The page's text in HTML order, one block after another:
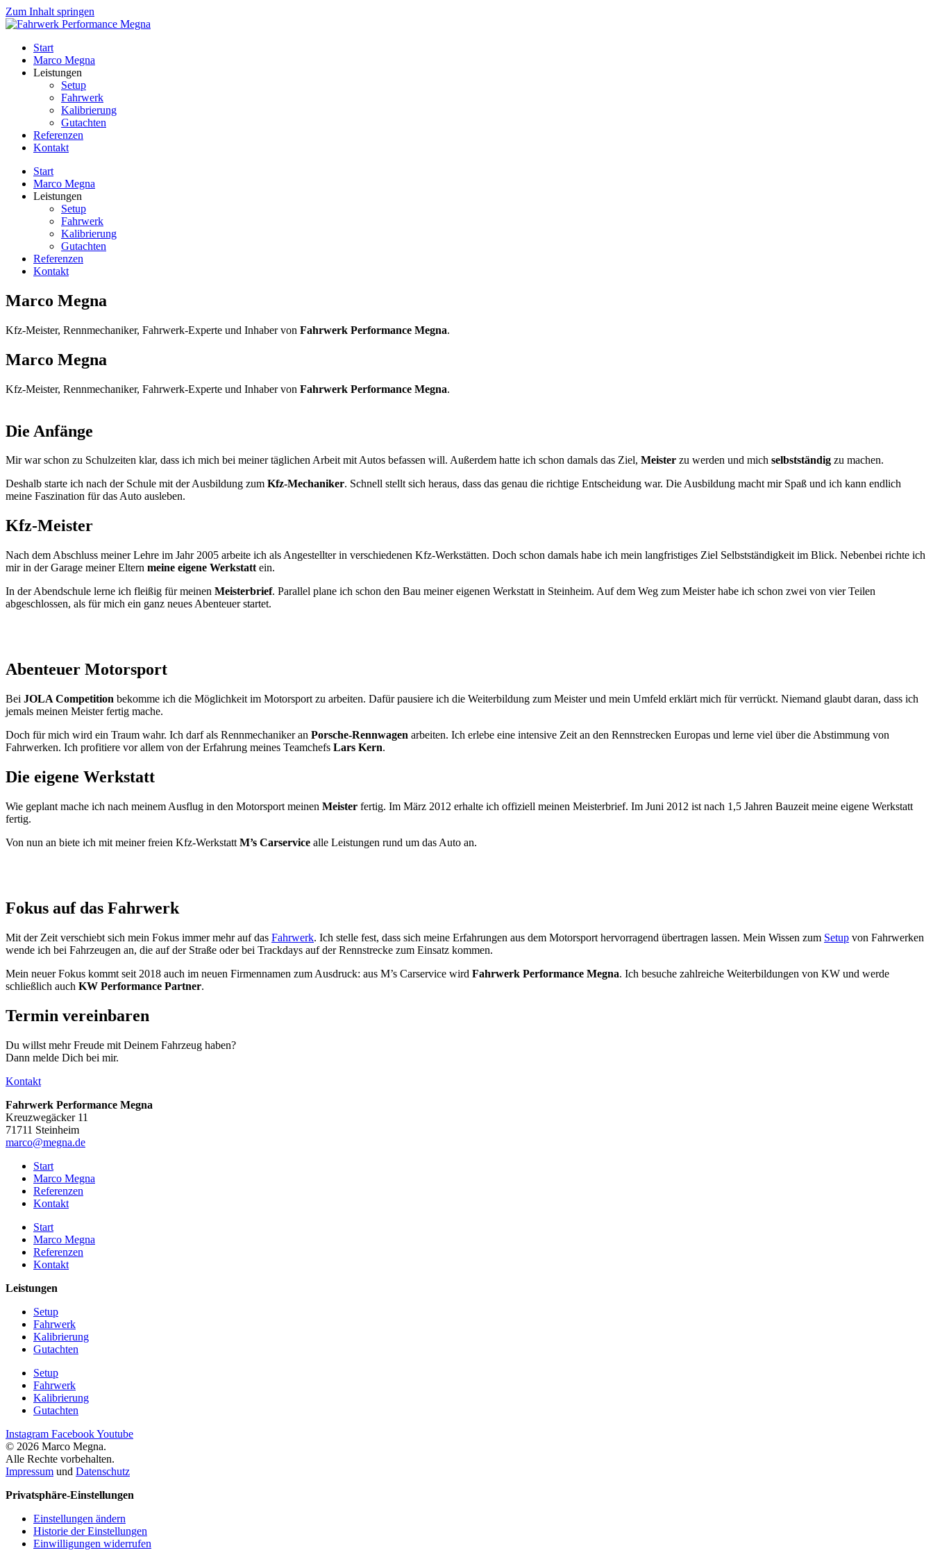
Zum Inhalt springen
Start
Marco Megna
Leistungen
Setup
Fahrwerk
Kalibrierung
Gutachten
Referenzen
Kontakt
Start
Marco Megna
Leistungen
Setup
Fahrwerk
Kalibrierung
Gutachten
Referenzen
Kontakt
Marco Megna
Kfz-Meister, Rennmechaniker, Fahrwerk-Experte und Inhaber von Fahrwerk Performance Megna.
Marco Megna
Kfz-Meister, Rennmechaniker, Fahrwerk-Experte und Inhaber von Fahrwerk Performance Megna.
Die Anfänge
Mir war schon zu Schulzeiten klar, dass ich mich bei meiner täglichen Arbeit mit Autos befassen will. Außerdem hatte ich schon damals das Ziel, Meister zu werden und mich selbstständig zu machen.
Deshalb starte ich nach der Schule mit der Ausbildung zum Kfz-Mechaniker. Schnell stellt sich heraus, dass das genau die richtige Entscheidung war. Die Ausbildung macht mir Spaß und ich kann endlich
meine Faszination für das Auto ausleben.
Kfz-Meister
Nach dem Abschluss meiner Lehre im Jahr 2005 arbeite ich als Angestellter in verschiedenen Kfz-Werkstätten. Doch schon damals habe ich mein langfristiges Ziel Selbstständigkeit im Blick. Nebenbei richte ich
mir in der Garage meiner Eltern meine eigene Werkstatt ein.
In der Abendschule lerne ich fleißig für meinen Meisterbrief. Parallel plane ich schon den Bau meiner eigenen Werkstatt in Steinheim. Auf dem Weg zum Meister habe ich schon zwei von vier Teilen
abgeschlossen, als für mich ein ganz neues Abenteuer startet.
Abenteuer Motorsport
Bei JOLA Competition bekomme ich die Möglichkeit im Motorsport zu arbeiten. Dafür pausiere ich die Weiterbildung zum Meister und mein Umfeld erklärt mich für verrückt. Niemand glaubt daran, dass ich
jemals meinen Meister fertig mache.
Doch für mich wird ein Traum wahr. Ich darf als Rennmechaniker an Porsche-Rennwagen arbeiten. Ich erlebe eine intensive Zeit an den Rennstrecken Europas und lerne viel über die Abstimmung von
Fahrwerken. Ich profitiere vor allem von der Erfahrung meines Teamchefs Lars Kern.
Die eigene Werkstatt
Wie geplant mache ich nach meinem Ausflug in den Motorsport meinen Meister fertig. Im März 2012 erhalte ich offiziell meinen Meisterbrief. Im Juni 2012 ist nach 1,5 Jahren Bauzeit meine eigene Werkstatt
fertig.
Von nun an biete ich mit meiner freien Kfz-Werkstatt M’s Carservice alle Leistungen rund um das Auto an.
Fokus auf das Fahrwerk
Mit der Zeit verschiebt sich mein Fokus immer mehr auf das Fahrwerk. Ich stelle fest, dass sich meine Erfahrungen aus dem Motorsport hervorragend übertragen lassen. Mein Wissen zum Setup von Fahrwerken
wende ich bei Fahrzeugen an, die auf der Straße oder bei Trackdays auf der Rennstrecke zum Einsatz kommen.
Mein neuer Fokus kommt seit 2018 auch im neuen Firmennamen zum Ausdruck: aus M’s Carservice wird Fahrwerk Performance Megna. Ich besuche zahlreiche Weiterbildungen von KW und werde
schließlich auch KW Performance Partner.
Termin vereinbaren
Du willst mehr Freude mit Deinem Fahrzeug haben?
Dann melde Dich bei mir.
Kontakt
Fahrwerk Performance Megna
Kreuzwegäcker 11
71711 Steinheim
marco@megna.de
Start
Marco Megna
Referenzen
Kontakt
Start
Marco Megna
Referenzen
Kontakt
Leistungen
Setup
Fahrwerk
Kalibrierung
Gutachten
Setup
Fahrwerk
Kalibrierung
Gutachten
Instagram FacebookYoutube
© 2026 Marco Megna.
Alle Rechte vorbehalten.
Impressum und Datenschutz
Privatsphäre-Einstellungen
Einstellungen ändern
Historie der Einstellungen
Einwilligungen widerrufen